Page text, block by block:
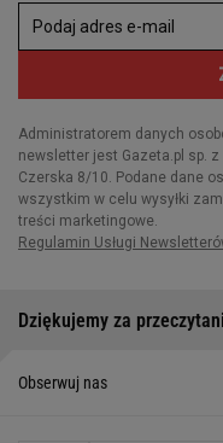
Dziękujemy za
Obserwuj nas